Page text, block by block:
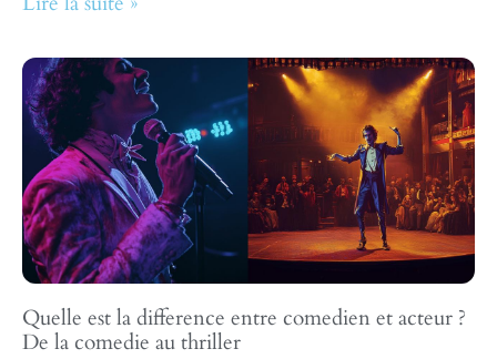
Quelle est la difference entre comedien et acteur ?
De la comedie au thriller